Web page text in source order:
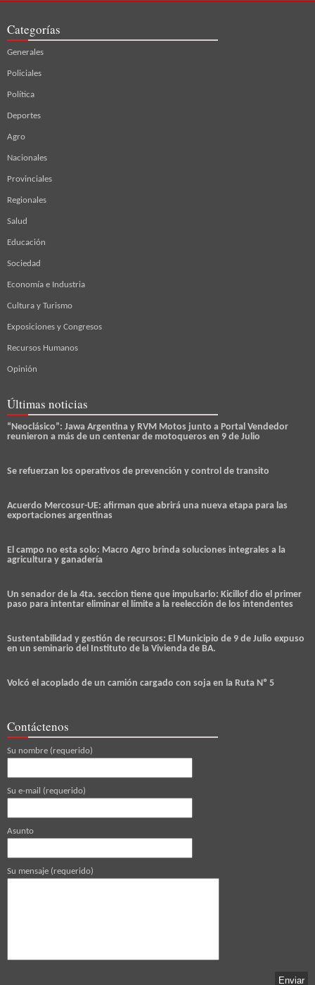
Categorías
Generales
Policiales
Política
Deportes
Agro
Nacionales
Provinciales
Regionales
Salud
Educación
Sociedad
Economía e Industria
Cultura y Turismo
Exposiciones y Congresos
Recursos Humanos
Opinión
Últimas noticias
“Neoclásico”: Jawa Argentina y RVM Motos junto a Portal Vendedor
reunieron a más de un centenar de motoqueros en 9 de Julio
Se refuerzan los operativos de prevención y control de transito
Acuerdo Mercosur-UE: afirman que abrirá una nueva etapa para las
exportaciones argentinas
El campo no esta solo: Macro Agro brinda soluciones integrales a la
agricultura y ganadería
Un senador de la 4ta. seccion tiene que impulsarlo: Kicillof dio el primer
paso para intentar eliminar el límite a la reelección de los intendentes
Sustentabilidad y gestión de recursos: El Municipio de 9 de Julio expuso
en un seminario del Instituto de la Vivienda de BA.
Volcó el acoplado de un camión cargado con soja en la Ruta Nº 5
Contáctenos
Su nombre (requerido)
Su e-mail (requerido)
Asunto
Su mensaje (requerido)